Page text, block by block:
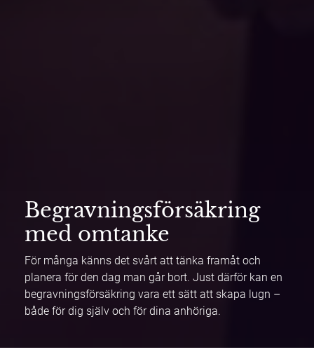
Begravningsförsäkring
med omtanke
För många känns det svårt att tänka framåt och
planera för den dag man går bort. Just därför kan en
begravningsförsäkring vara ett sätt att skapa lugn –
både för dig själv och för dina anhöriga.